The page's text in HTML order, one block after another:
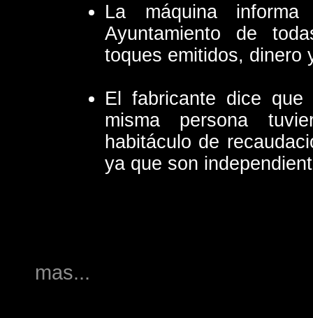
La máquina
Ayuntamiento de
toques emitidos, dinero
El fabricante dice
misma persona
habitáculo de
ya que son
mas...